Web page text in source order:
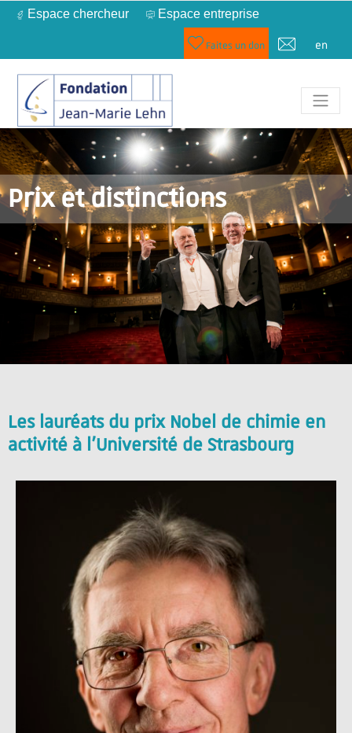
Espace chercheur Espace entreprise
Faites un don en
Prix et distinctions
Les lauréats du prix Nobel de chimie en
activité à l'Université de Strasbourg